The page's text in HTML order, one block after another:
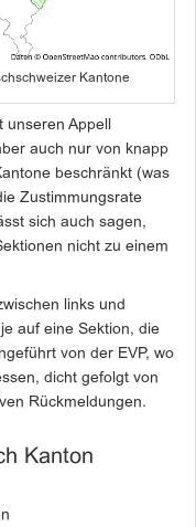
Kantone
Appell
auch nur von knapp
beschränkt (was
Zustimmungsrate
sich auch sagen,
nicht zu einem
links und
auf eine Sektion, die
von der EVP, wo
dicht gefolgt von
Rückmeldungen.
Kanton